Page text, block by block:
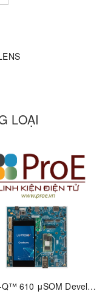
+ digital
Plus
Plus+HUSKYLNES
Editor) For Free
Lite and micro:
LOẠI
Open-Q™ 610 μSOM Development Kit Bundle